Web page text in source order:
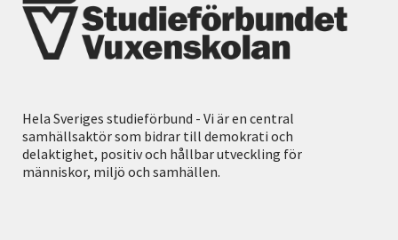
Hela Sveriges studieförbund - Vi är en central
samhällsaktör som bidrar till demokrati och
delaktighet, positiv och hållbar utveckling för
människor, miljö och samhällen.